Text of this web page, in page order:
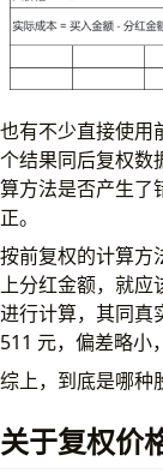
也有不少直接使用
个结果同后复权数
算方法是否产生了
正。
按前复权的计算方
上分红金额，就应
进行计算，其同真
511 元，偏差略小
综上，到底是哪种
关于复权价